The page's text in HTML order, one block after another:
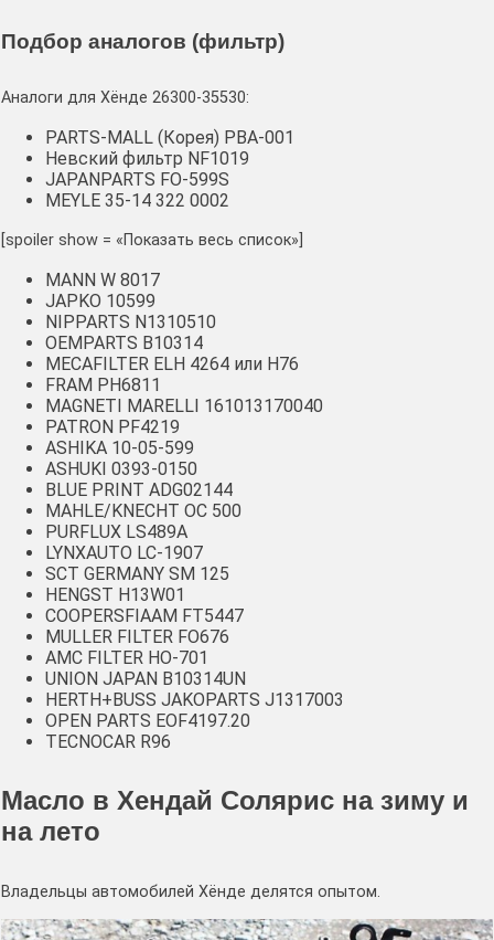
Подбор аналогов (фильтр)
Аналоги для Хёнде 26300-35530:
PARTS-MALL (Корея) PBA-001
Невский фильтр NF1019
JAPANPARTS FO-599S
MEYLE 35-14 322 0002
[spoiler show = «Показать весь список»]
MANN W 8017
JAPKO 10599
NIPPARTS N1310510
OEMPARTS B10314
MECAFILTER ELH 4264 или H76
FRAM PH6811
MAGNETI MARELLI 161013170040
PATRON PF4219
ASHIKA 10-05-599
ASHUKI 0393-0150
BLUE PRINT ADG02144
MAHLE/KNECHT OC 500
PURFLUX LS489A
LYNXAUTO LC-1907
SCT GERMANY SM 125
HENGST H13W01
COOPERSFIAAM FT5447
MULLER FILTER FO676
AMC FILTER HO-701
UNION JAPAN B10314UN
HERTH+BUSS JAKOPARTS J1317003
OPEN PARTS EOF4197.20
TECNOCAR R96
Масло в Хендай Солярис на зиму и
на лето
Владельцы автомобилей Хёнде делятся опытом.